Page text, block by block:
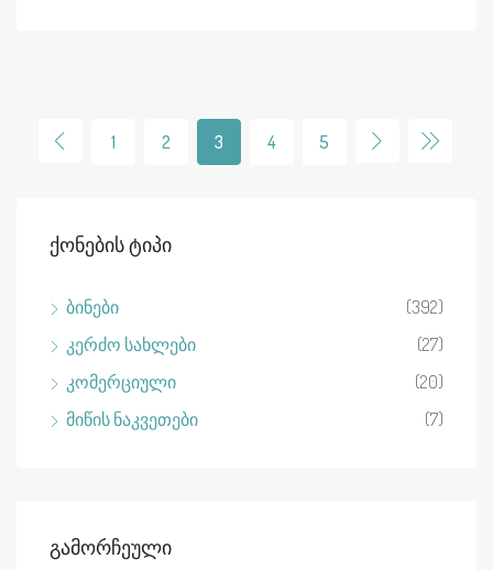
1 2 3 4 5
Ქონების Ტიპი
ბინები
(392)
კერძო სახლები
(27)
კომერციული
(20)
მიწის ნაკვეთები
(7)
Გამორჩეული